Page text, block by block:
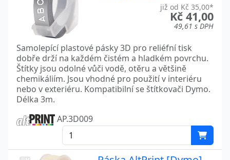
již od Kč 35,00*
Kč 41,00
49,61 s DPH
Samolepící plastové pásky 3D pro reliéfní tisk
dobře drží na každém čistém a hladkém povrchu.
Štítky jsou odolné vůči vodě, otěru a většině
chemikáliím. Jsou vhodné pro použití v interiéru
nebo v exteriéru. Kompatibilní se štítkovači Dymo.
Délka 3m.
AP.3D009